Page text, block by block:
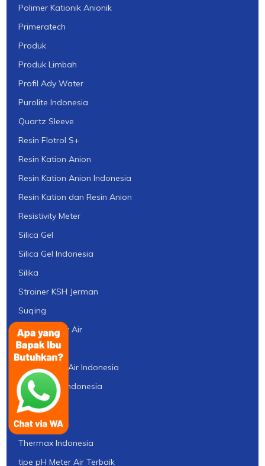
Polimer Kationik Anionik
Primeratech
Produk
Produk Limbah
Profil Ady Water
Purolite Indonesia
Quartz Sleeve
Resin Flotrol S+
Resin Kation Anion
Resin Kation Anion Indonesia
Resin Kation dan Resin Anion
Resistivity Meter
Silica Gel
Silica Gel Indonesia
Silika
Strainer KSH Jerman
Suqing
Tabung Filter Air
Takemura
Tangki Filter Air Indonesia
Tangki FRP Indonesia
Tawas
TDS Meter
Thermax Indonesia
tipe pH Meter Air Terbaik